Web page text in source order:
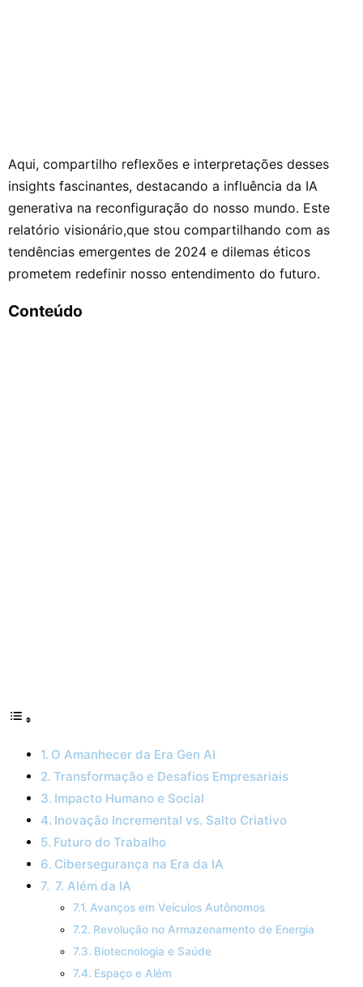
Aqui, compartilho reflexões e interpretações desses
insights fascinantes, destacando a influência da IA
generativa na reconfiguração do nosso mundo. Este
relatório visionário,que stou compartilhando com as
tendências emergentes de 2024 e dilemas éticos
prometem redefinir nosso entendimento do futuro.
Conteúdo
O Amanhecer da Era Gen AI
Transformação e Desafios Empresariais
Impacto Humano e Social
Inovação Incremental vs. Salto Criativo
Futuro do Trabalho
Cibersegurança na Era da IA
7. Além da IA
Avanços em Veículos Autônomos
Revolução no Armazenamento de Energia
Biotecnologia e Saúde
Espaço e Além